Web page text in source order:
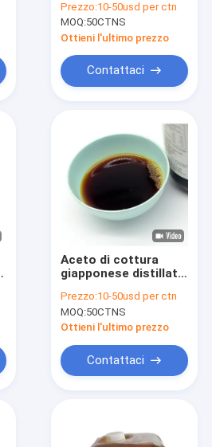
riso 18L fatto
Prezzo:10-50usd per ctn
MOQ:50CTNS
Ottieni l'ultimo prezzo
Contattaci
Aceto di cottura
giapponese distillato
nero del riso
Prezzo:10-50usd per ctn
MOQ:50CTNS
Ottieni l'ultimo prezzo
Contattaci